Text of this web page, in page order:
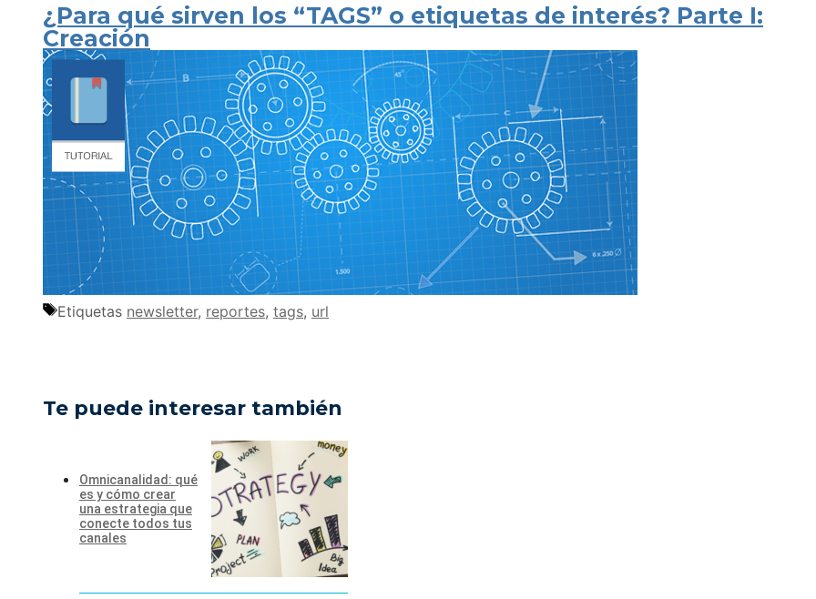
¿Para qué sirven los “TAGS” o etiquetas de interés? Parte I:
Creación
Etiquetas newsletter, reportes, tags, url
Te puede interesar también
Omnicanalidad: qué
es y cómo crear
una estrategia que
conecte todos tus
canales